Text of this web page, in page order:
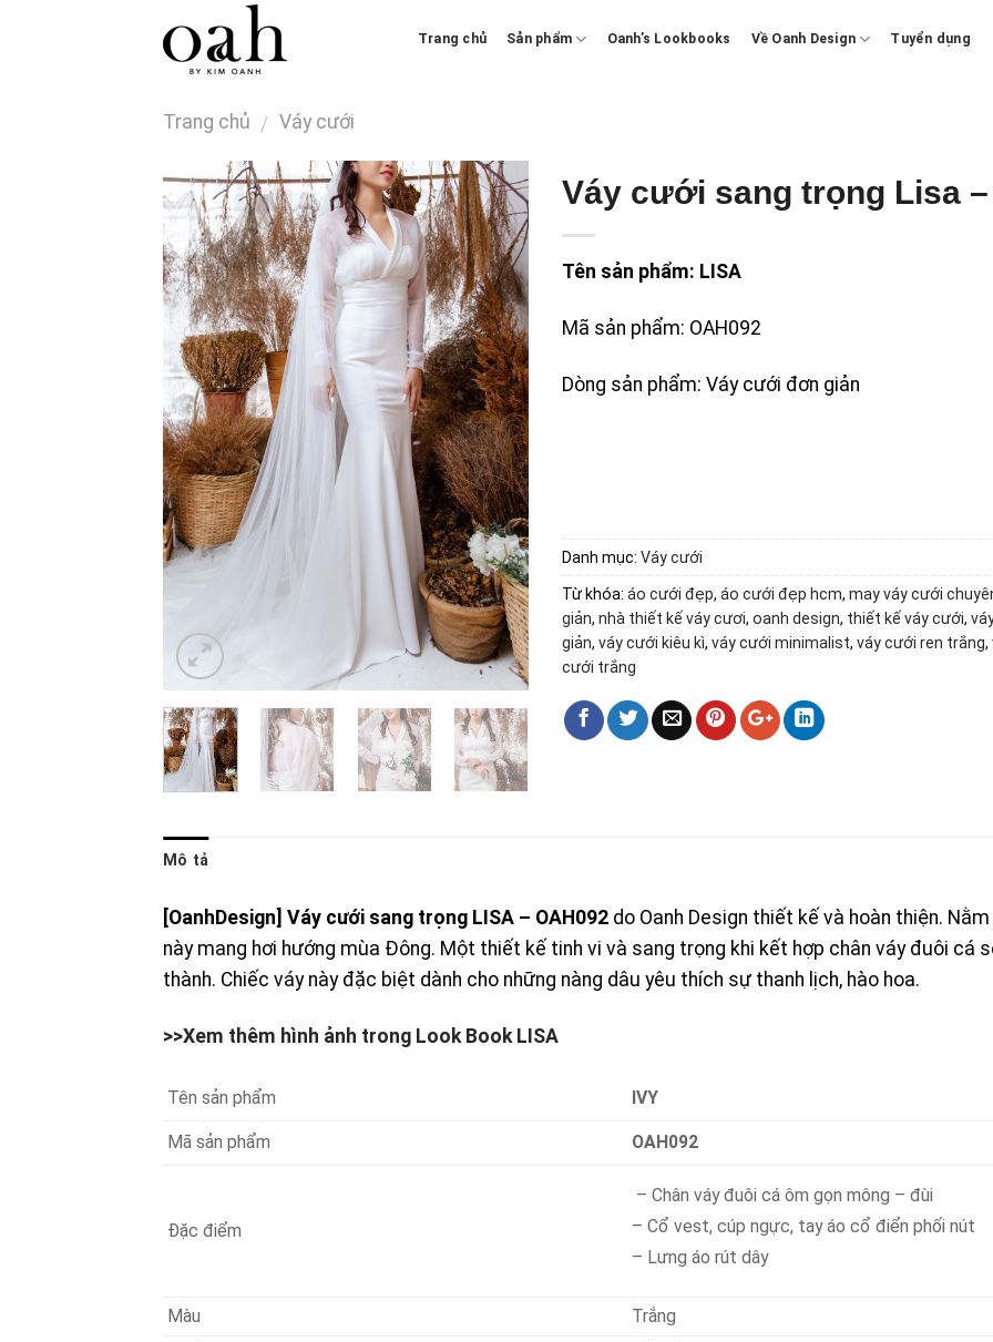
Trang chủ Sản phẩm Oanh’s Lookbooks Về Oanh Design Tuyển dụng
Trang chủ / Váy cưới
Váy cưới sang trọng Lisa –
Tên sản phẩm: LISA
Mã sản phẩm: OAH092
Dòng sản phẩm: Váy cưới đơn giản
Danh mục: Váy cưới
Từ khóa: áo cưới đẹp, áo cưới đẹp hcm, may váy cưới
giản, nhà thiết kế váy cươi, oanh design, thiết kế váy cưới,
giản, váy cưới kiêu kì, váy cưới minimalist, váy cưới ren trắng,
cưới trắng
Mô tả
[OanhDesign] Váy cưới sang trọng LISA – OAH092 do Oanh Design thiết kế và hoàn thiện.
này mang hơi hướng mùa Đông. Một thiết kế tinh vi và sang trọng khi kết hợp chân váy đuôi cá
thành. Chiếc váy này đặc biệt dành cho những nàng dâu yêu thích sự thanh lịch, hào hoa.
>>Xem thêm hình ảnh trong Look Book LISA
Tên sản phẩm IVY
Mã sản phẩm OAH092
Đặc điểm
– Chân váy đuôi cá ôm gọn mông – đùi
– Cổ vest, cúp ngực, tay áo cổ điển phối nút
– Lưng áo rút dây
Màu
Trắng